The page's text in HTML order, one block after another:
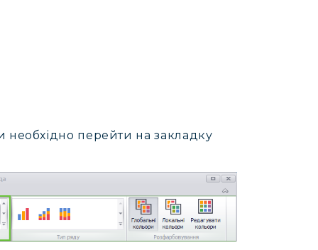
перейти на закладку